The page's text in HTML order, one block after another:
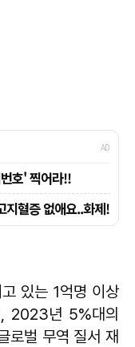
있는 1억명 이상
2023년 5%대의
로벌 무역 질서 재